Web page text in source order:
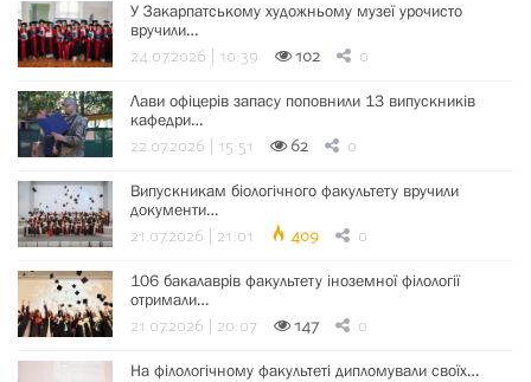
У Закарпатському художньому музеї урочисто
вручили…
24.07.2026 | 10:39 102 0
Лави офіцерів запасу поповнили 13 випускників
кафедри…
22.07.2026 | 15:51 62 0
Випускникам біологічного факультету вручили
документи…
21.07.2026 | 21:01 409 0
106 бакалаврів факультету іноземної філології
отримали…
21.07.2026 | 20:07 147 0
На філологічному факультеті дипломували своїх…